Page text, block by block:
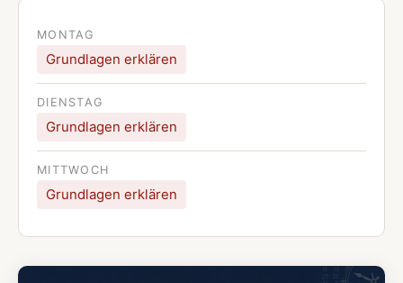
MONTAG
Grundlagen erklären
DIENSTAG
Grundlagen erklären
MITTWOCH
Grundlagen erklären